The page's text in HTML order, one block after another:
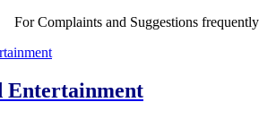
For Complaints and Suggestions
Entertainment